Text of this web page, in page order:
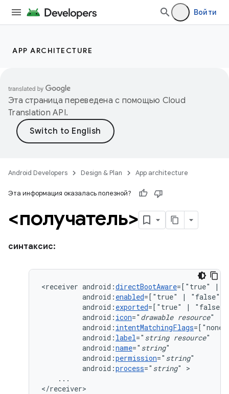
Войти
APP ARCHITECTURE
Эта страница переведена с помощью Cloud
Translation API.
Android Developers Design & Plan App architecture
Эта информация оказалась полезной?
<получатель>
синтаксис:
<receiver android:directBootAware=["true"
|
android: enabled=["true" |
android: exported=["true" |
android: icon=" drawable resource
android: intentMatchingFlags=["none"
android: label=" string resource
android:name=" string
android:permission=" string
android:process=" string"
...
</receiver>